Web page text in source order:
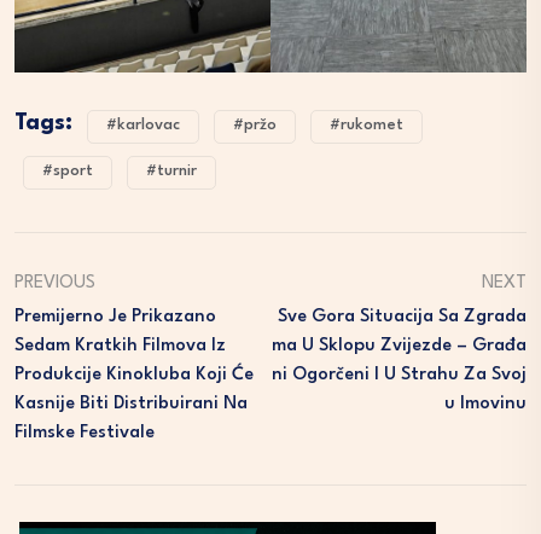
Tags: #karlovac #pržo #rukomet
#sport #turnir
PREVIOUS
Premijerno Je Prikazano
Sedam Kratkih Filmova Iz
Produkcije Kinokluba Koji Će
Kasnije Biti Distribuirani Na
Filmske Festivale
NEXT
Sve Gora Situacija Sa Zgrada
Ma U Sklopu Zvijezde – Građa
Ni Ogorčeni I U Strahu Za Svoj
U Imovinu